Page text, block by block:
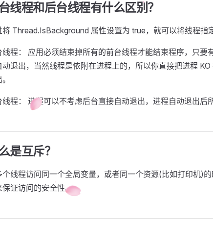
线程和后台线程有什么区别？
将 Thread.IsBackground 属性设置为 true，就可以将线程指
线程： 应用必须结束掉所有的前台线程才能结束程序，只要
动退出，当然线程是依附在进程上的，所以你直接把进程
线程： 进程可以不考虑后台直接自动退出，进程自动退出后
是互斥？
个线程访问同一个全局变量，或者同一个资源(比如打印机)
保证访问的安全性。